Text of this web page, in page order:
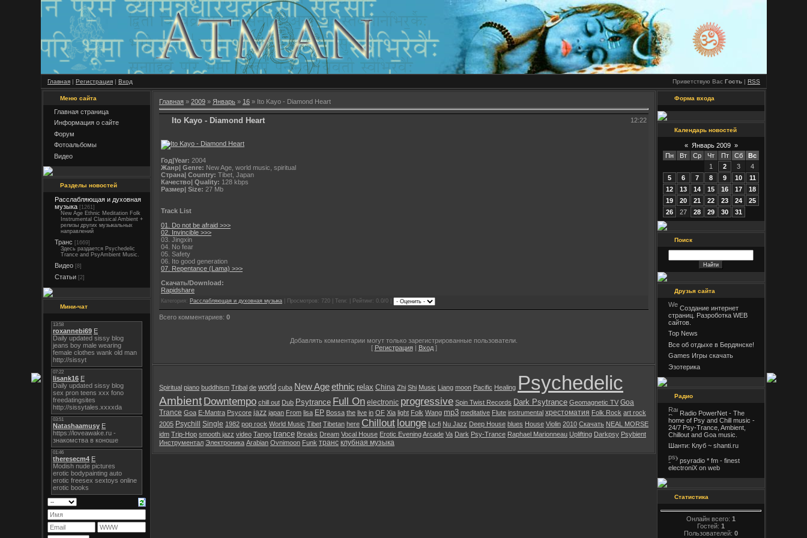
Главная | Регистрация | Вход Приветствую Вас Гость | RSS
Меню сайта
Главная страница
Информация о сайте
Форум
Фотоальбомы
Видео
Разделы новостей
Расслабляющая и духовная
музыка [1261]
New Age Ethnic Meditation Folk
Instrumental Classical Ambient +
релизы других музыкальных
направлений
Транс [1669]
Здесь раздается Psychedelic
Trance and PsyAmbient Music.
Видео [8]
Статьи [2]
Мини-чат
Главная » 2009 » Январь » 16 » Ito Kayo - Diamond Heart
Ito Kayo - Diamond Heart 12:22
Год|Year: 2004
Жанр| Genre: New Age, world music, spiritual
Страна| Country: Tibet, Japan
Качество| Quality: 128 kbps
Размер| Size: 27 Mb
Track List
01. Do not be afraid >>>
02. Invincible >>>
03. Jingxin
04. No fear
05. Safety
06. Ito good generation
07. Repentance (Lama) >>>
Скачать/Download:
Rapidshare
Категория: Расслабляющая и духовная музыка | Просмотров: 720 | Теги: | Рейтинг: 0.0/0 |
Всего комментариев: 0
Добавлять комментарии могут только зарегистрированные пользователи.
[ Регистрация| Вход]
Spiritual piano buddhism Tribal de world cuba New Ageethnic relax China Zhi Shi Music Liang moon Pacific Healing Psychedelic
Ambient Downtempo chill out Dub Psytrance Full On electronic progressive Spin Twist Records Dark Psytrance Geomagnetic TV Goa
Trance Goa E-Mantra Psycore jazz japan From lisa EP Bossa the live in OF Xia light Folk Wang mp3 meditative Flute instrumental хрестоматия Folk Rock art rock
2005 Psychill Single 1982 pop rock World Music Tibet Tibetan here Chillout lounge Lo-fi Nu Jazz Deep House blues House Violin 2010 Скачать NEAL MORSE
idm Trip-Hop smooth jazz video Tango trance Breaks Dream Vocal House Erotic EveningArcade Va Dark Psy-Trance Raphael Marionneau Uplifting Darkpsy Psybient
Инструментал Электроника Arabian Ovnimoon Funk транс клубная музыка
Форма входа
Календарь новостей
« Январь 2009 »
Пн
Вт Ср Чт Пт Сб
Вс
1
2 3
4
5
6 7 8 9 10
11
12
13 14 15 16 17
18
19
20 21 22 23 24
25
26
27 28 29 30 31
Поиск
Друзья сайта
Создание интернет
страниц. Разроботка WEB
сайтов.
Top News
Все об отдыхе в Бердянске!
Games Игры скачать
Эзотерика
Радио
Radio PowerNet - The
home of Psy and Chill music -
24/7 Psy-Trance, Ambient,
Chillout and Goa music.
Шанти: Клуб ~ shanti.ru
psyradio * fm - finest
electroniX on web
Статистика
Онлайн всего: 1
Гостей: 1
Пользователей: 0